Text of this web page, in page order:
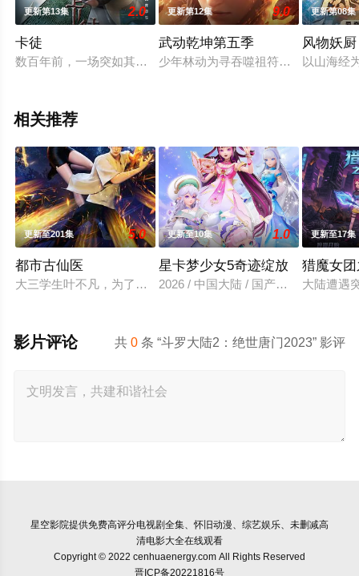
更新第13集 2.0
卡徒
数百年前，一场突如其来的陨石群撞击，让整个世界崩塌成两
更新第12集 9.0
武动乾坤第五季
少年林动为寻吞噬祖符下落，深入
更新第08集
风物妖厨
以山海经
相关推荐
更新至201集 5.0
都市古仙医
大三学生叶不凡，为了给母亲筹集医药费碰瓷，不料遇到不按
更新至10集 1.0
星卡梦少女5奇迹绽放
2026 / 中国大陆 / 国产动漫
更新至17集
猎魔女
大陆遭遇
共0 条 “斗罗大陆2：绝世唐门2023” 影评
影片评论
星空影院提供免费高评分电视剧全集、怀旧动漫、综艺娱乐、未删减高
清电影大全在线观看
Copyright © 2022 cenhuaenergy.com All Rights Reserved
晋ICP备20221816号